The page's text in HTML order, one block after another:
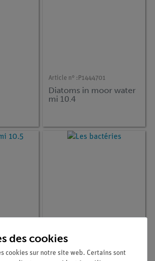
Article n° : P1444701
Diatoms in moor water
mi 10.4
Article n° :
Les bactéries
des cookies
cookies sur notre site web. Certains sont